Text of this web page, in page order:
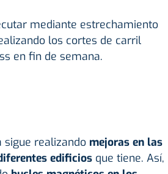
mediante estrechamiento
los cortes de carril
en fin de semana.
sigue realizando mejoras en las
edificiosque tiene. Así,